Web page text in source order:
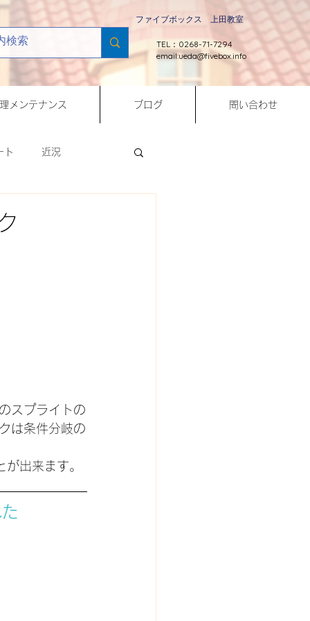
TEL：0268-71-7294
email:ueda@fivebox.info
ファイブボックス 上田教室
メンテナンス ブログ 問い合わせ
ト 近況
スプライトの
は条件分岐の
出来ます。